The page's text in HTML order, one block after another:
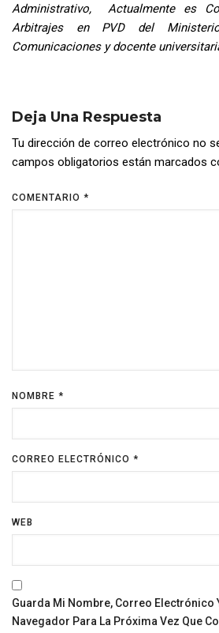
Administrativo, Actualmente es
Arbitrajes en PVD del
Comunicaciones y docente
Deja Una Respuesta
Tu dirección de correo electrónico no
campos obligatorios están marcados
COMENTARIO *
NOMBRE *
CORREO ELECTRÓNICO *
WEB
Guarda Mi Nombre, Correo Electrónico
Navegador Para La Próxima Vez Que